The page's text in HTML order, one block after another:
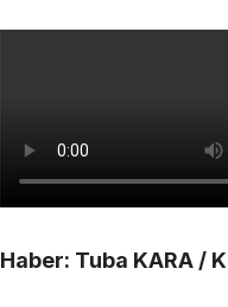
Haber: Tuba KARA /